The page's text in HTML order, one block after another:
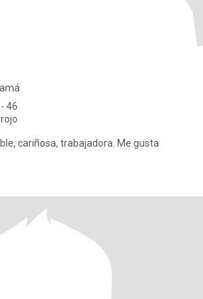
46
cariñosa, trabajadora. Me gusta